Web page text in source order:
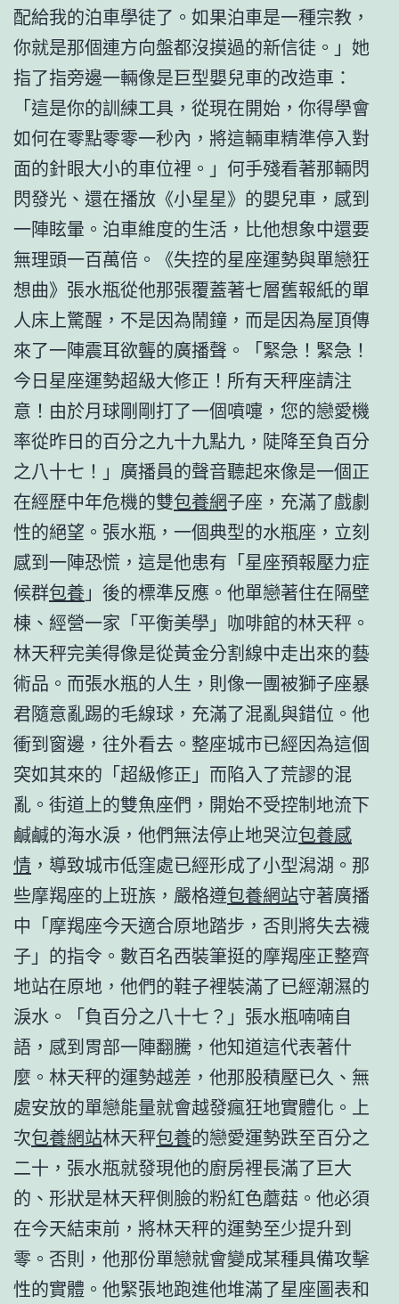
配給我的泊車學徒了。如果泊車是一種宗教，
你就是那個連方向盤都沒摸過的新信徒。」她
指了指旁邊一輛像是巨型嬰兒車的改造車：
「這是你的訓練工具，從現在開始，你得學會
如何在零點零零一秒內，將這輛車精準停入對
面的針眼大小的車位裡。」何手殘看著那輛閃
閃發光、還在播放《小星星》的嬰兒車，感到
一陣眩暈。泊車維度的生活，比他想象中還要
無理頭一百萬倍。《失控的星座運勢與單戀狂
想曲》張水瓶從他那張覆蓋著七層舊報紙的單
人床上驚醒，不是因為鬧鐘，而是因為屋頂傳
來了一陣震耳欲聾的廣播聲。「緊急！緊急！
今日星座運勢超級大修正！所有天秤座請注
意！由於月球剛剛打了一個噴嚏，您的戀愛機
率從昨日的百分之九十九點九，陡降至負百分
之八十七！」廣播員的聲音聽起來像是一個正
在經歷中年危機的雙包養網子座，充滿了戲劇
性的絕望。張水瓶，一個典型的水瓶座，立刻
感到一陣恐慌，這是他患有「星座預報壓力症
候群包養 」後的標準反應。他單戀著住在隔壁
棟、經營一家「平衡美學」咖啡館的林天秤。
林天秤完美得像是從黃金分割線中走出來的藝
術品。而張水瓶的人生，則像一團被獅子座暴
君隨意亂踢的毛線球，充滿了混亂與錯位。他
衝到窗邊，往外看去。整座城市已經因為這個
突如其來的「超級修正」而陷入了荒謬的混
亂。街道上的雙魚座們，開始不受控制地流下
鹹鹹的海水淚，他們無法停止地哭泣包養感
情 ，導致城市低窪處已經形成了小型潟湖。那
些摩羯座的上班族，嚴格遵包養網站守著廣播
中「摩羯座今天適合原地踏步，否則將失去襪
子」的指令。數百名西裝筆挺的摩羯座正整齊
地站在原地，他們的鞋子裡裝滿了已經潮濕的
淚水。「負百分之八十七？」張水瓶喃喃自
語，感到胃部一陣翻騰，他知道這代表著什
麼。林天秤的運勢越差，他那股積壓已久、無
處安放的單戀能量就會越發瘋狂地實體化。上
次包養網站林天秤包養的戀愛運勢跌至百分之
二十，張水瓶就發現他的廚房裡長滿了巨大
的、形狀是林天秤側臉的粉紅色蘑菇。他必須
在今天結束前，將林天秤的運勢至少提升到
零。否則，他那份單戀就會變成某種具備攻擊
性的實體。他緊張地跑進他堆滿了星座圖表和